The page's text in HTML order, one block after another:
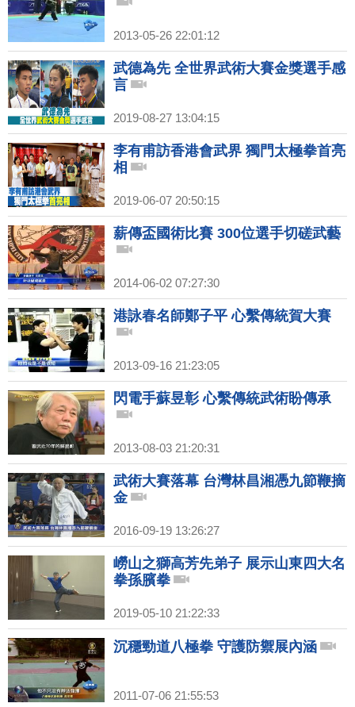
2013-05-26 22:01:12
武德為先 全世界武術大賽金獎選手感
言
2019-08-27 13:04:15
李有甫訪香港會武界 獨門太極拳首亮
相
2019-06-07 20:50:15
薪傳盃國術比賽 300位選手切磋武藝
2014-06-02 07:27:30
港詠春名師鄭子平 心繫傳統賀大賽
2013-09-16 21:23:05
閃電手蘇昱彰 心繫傳統武術盼傳承
2013-08-03 21:20:31
武術大賽落幕 台灣林昌湘憑九節鞭摘
金
2016-09-19 13:26:27
嶗山之獅高芳先弟子 展示山東四大名
拳孫臏拳
2019-05-10 21:22:33
沉穩勁道八極拳 守護防禦展內涵
2011-07-06 21:55:53